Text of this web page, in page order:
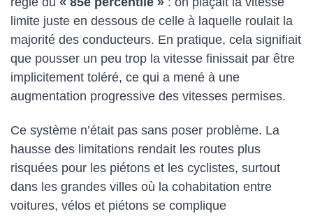
limite juste en dessous de celle à laquelle roulait la
majorité des conducteurs. En pratique, cela signifiait
que pousser un peu trop la vitesse finissait par être
implicitement toléré, ce qui a mené à une
augmentation progressive des vitesses permises.
Ce système n’était pas sans poser problème. La
hausse des limitations rendait les routes plus
risquées pour les piétons et les cyclistes, surtout
dans les grandes villes où la cohabitation entre
voitures, vélos et piétons se complique